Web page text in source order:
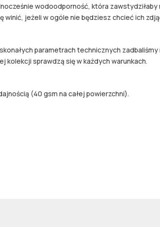
wodoodporność, która
jeżeli w ogóle nie będziesz chcieć ich
parametrach technicznych
kolekcji sprawdzą się w każdych warunkach.
(40 gsm na całej powierzchni).